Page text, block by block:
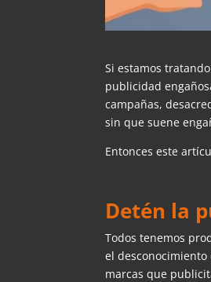
Si estamos
publicidad
campañas,
sin que suene
Entonces este
Detén la
Todos tenemos
el
marcas que